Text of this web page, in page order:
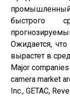
промышленный
быстрого
Ожидается,
вырастет в
Major
camera market
Inc., GETAC,